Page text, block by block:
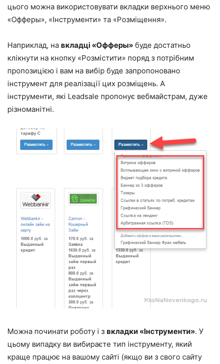
цього можна використовувати вкладки верхнього меню
«Офферы», «Інструменти» та «Розміщення».
Наприклад, на вкладці «Офферы» буде достатньо
клікнути на кнопку «Розмістити» поряд з потрібним
пропозицією і вам на вибір буде запропоновано
інструмент для реалізації цих розміщень. А
інструменти, які Leadsale пропонує вебмайстрам, дуже
різноманітні.
Можна починати роботу і з вкладки «Інструменти». У
цьому випадку ви вибираєте тип інструменту, який
краще працює на вашому сайті (якщо ви з свого сайту